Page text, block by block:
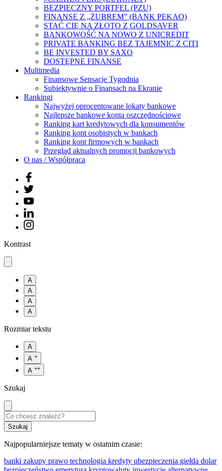
BEZPIECZNY PORTFEL (PZU)
FINANSE Z „ŻUBREM” (BANK PEKAO)
STAĆ CIĘ NA ZŁOTO Z GOLDSAVER
BANKOWOŚĆ NA NOWO Z UNICREDIT
PRIVATE BANKING BEZ TAJEMNIC Z CITI
BE INVESTED BY SAXO
DOSTĘPNE FINANSE
Multimedia
Finansowe Sensacje Tygodnia
Subiektywnie o Finansach na Ekranie
Rankingi
Najwyżej oprocentowane lokaty bankowe
Najlepsze bankowe konta oszczędnościowe
Ranking kart kredytowych dla konsumentów
Ranking kont osobistych w bankach
Ranking kont firmowych w bankach
Przegląd aktualnych promocji bankowych
O nas / Współpraca
Kontrast
A
A
A
A
Rozmiar tekstu
A
A +
A ++
Szukaj
Najpopularniejsze tematy w ostatnim czasie:
banki zakupy prawo technologia kredyty ubezpieczenia giełda dolar